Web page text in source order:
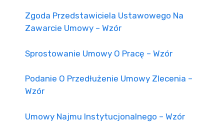
Zgoda Przedstawiciela Ustawowego Na
Zawarcie Umowy – Wzór
Sprostowanie Umowy O Pracę – Wzór
Podanie O Przedłużenie Umowy Zlecenia –
Wzór
Umowy Najmu Instytucjonalnego – Wzór